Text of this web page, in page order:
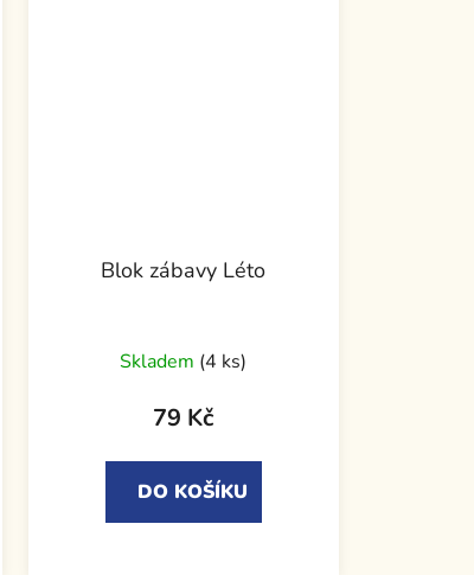
Blok zábavy Léto
Skladem (4 ks)
79 Kč
DO KOŠÍKU